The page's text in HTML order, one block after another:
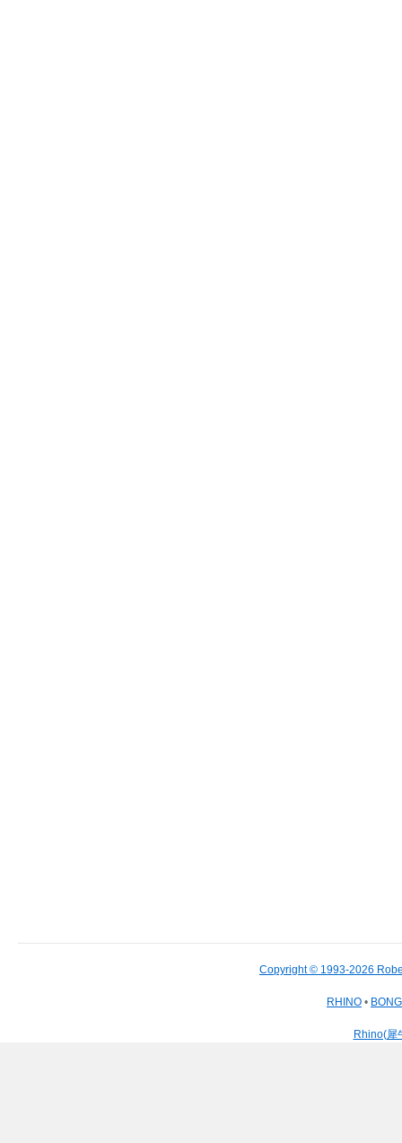
Copyright © 1993-2026
RHINO •
Rhino(犀